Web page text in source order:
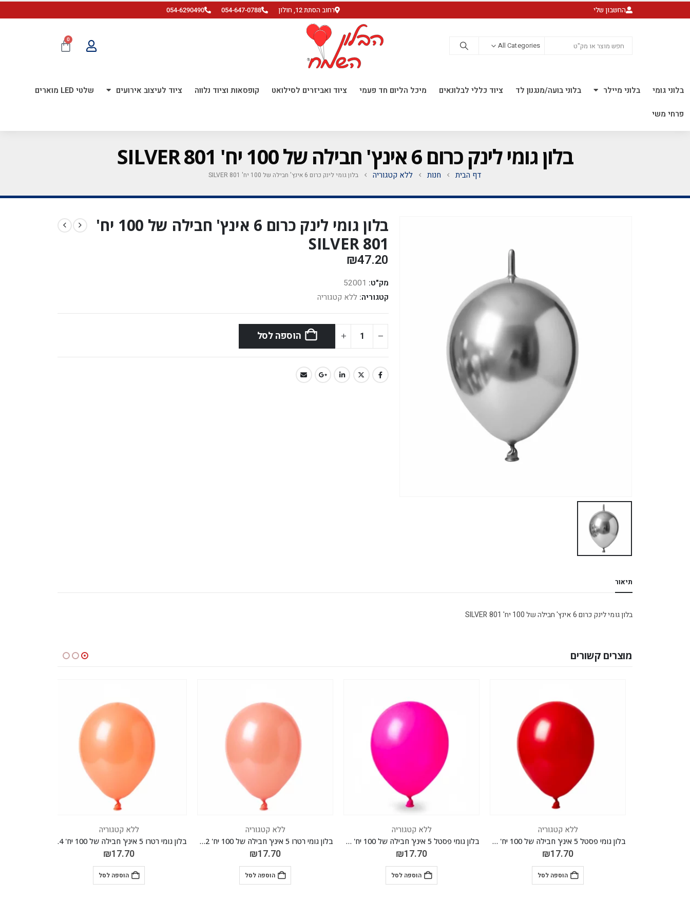
החשבון שלי רחוב הסתת 12, חולון 054-647-0788
054-6290490
All Categories
0
בלוני גומי בלוני מיילר בלוני בועה/מנגנון לד ציוד כללי לבלונאים מיכל הליום חד פעמי ציוד ואביזרים לסילואט קופסאות וציוד נלווה ציוד לעיצוב אירועים שלטי LED מוארים
פרחי משי
בלון גומי לינק כרום 6 אינץ' חבילה של 100 יח' SILVER 801
דף הבית חנות ללא קטגוריה בלון גומי לינק כרום 6 אינץ' חבילה של 100 יח' SILVER 801
בלון גומי לינק כרום 6 אינץ' חבילה של 100 יח'
SILVER 801
₪47.20
מק"ט: 52001
קטגוריה: ללא קטגוריה
הוספה לסל
תיאור
בלון גומי לינק כרום 6 אינץ' חבילה של 100 יח' SILVER 801
מוצרים קשורים
ללא קטגוריה
בלון גומי פסטל 5 אינץ' חבילה של 100 יח' RED 024
₪17.70
הוספה לסל
ללא קטגוריה
בלון גומי פסטל 5 אינץ' חבילה של 100 יח' BERRY 013
₪17.70
הוספה לסל
ללא קטגוריה
בלון גומי רטרו 5 אינץ' חבילה של 100 יח' ROSEWOOD 032
₪17.70
הוספה לסל
ללא קטגוריה
בלון גומי רטרו 5 אינץ' חבילה של 100 יח' CAMEN BROWN 034
₪17.70
הוספה לסל